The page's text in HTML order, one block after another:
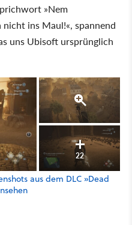
»Nem
ins Maul!«, spannend
uns Ubisoft ursprünglich
22
aus dem DLC »Dead